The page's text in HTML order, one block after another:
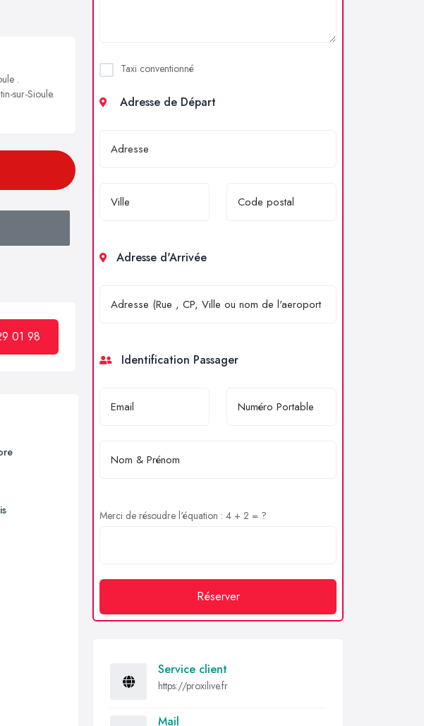
.
sur-Sioule.
01 98
Taxi conventionné
Adresse de Départ
Adresse d'Arrivée
Identification Passager
Merci de résoudre l'équation : 4 + 2 = ?
Réserver
Service client
https://proxilive.fr
Mail